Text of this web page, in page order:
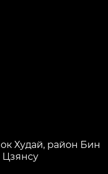
Худай, район Бин
Цзянсу